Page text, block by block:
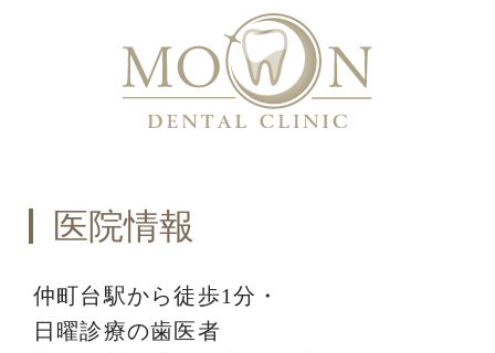
医院情報
仲町台駅から徒歩1分・
日曜診療の歯医者